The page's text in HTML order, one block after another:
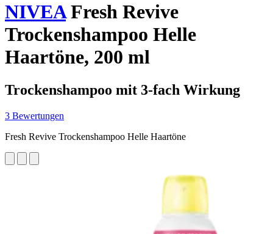
NIVEAFresh Revive
Trockenshampoo Helle
Haartöne, 200 ml
Trockenshampoo mit 3-fach Wirkung
3 Bewertungen
Fresh Revive Trockenshampoo Helle Haartöne